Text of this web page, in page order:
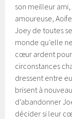
son meilleur
amoureuse,
Joey de toutes
monde qu’elle
cœur ardent
circonstances
dressent entre
brisent à
d’abandonner
décider si leur